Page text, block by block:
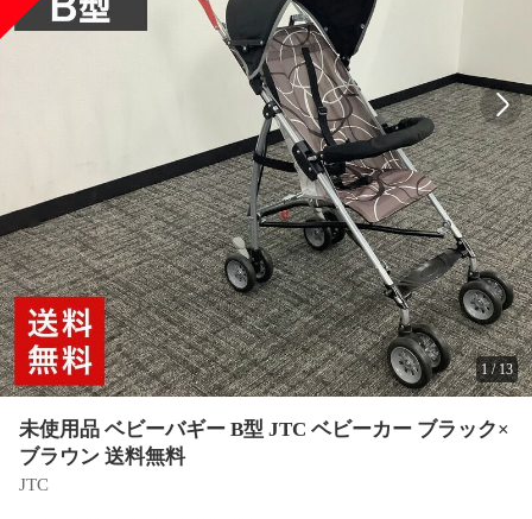
1/13
未使用品 ベビーバギー B型 JTC ベビーカー ブラック×
ブラウン 送料無料
JTC